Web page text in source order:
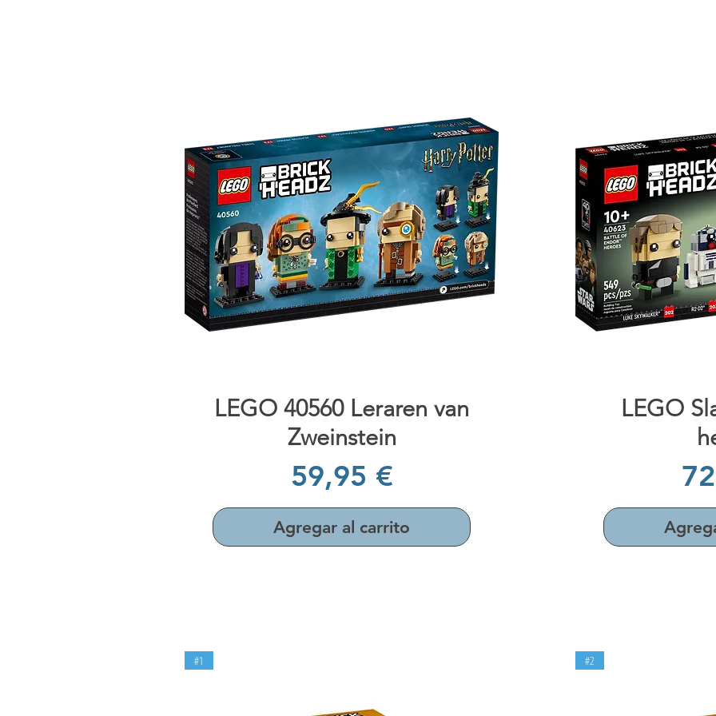
Vista rápida
LEGO 40560 Leraren van
Zweinstein
Precio
59,95 €
Agregar al carrito
LEGO
#1 #2